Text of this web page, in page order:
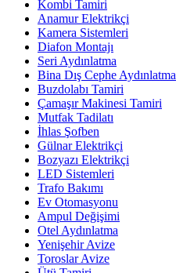
Kombi Tamiri
Anamur Elektrikçi
Kamera Sistemleri
Diafon Montajı
Seri Aydınlatma
Bina Dış Cephe Aydınlatma
Buzdolabı Tamiri
Çamaşır Makinesi Tamiri
Mutfak Tadilatı
İhlas Şofben
Gülnar Elektrikçi
Bozyazı Elektrikçi
LED Sistemleri
Trafo Bakımı
Ev Otomasyonu
Ampul Değişimi
Otel Aydınlatma
Yenişehir Avize
Toroslar Avize